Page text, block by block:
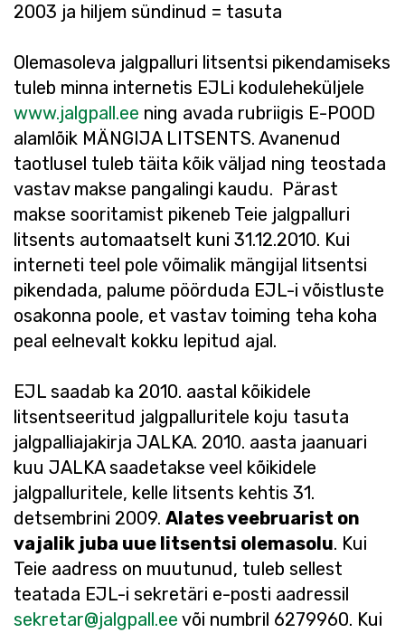
2003 ja hiljem sündinud = tasuta
Olemasoleva jalgpalluri litsentsi pikendamiseks
tuleb minna internetis EJLi koduleheküljele
www.jalgpall.ee ning avada rubriigis E-POOD
alamlõik MÄNGIJA LITSENTS. Avanenud
taotlusel tuleb täita kõik väljad ning teostada
vastav makse pangalingi kaudu. Pärast
makse sooritamist pikeneb Teie jalgpalluri
litsents automaatselt kuni 31.12.2010. Kui
interneti teel pole võimalik mängijal litsentsi
pikendada, palume pöörduda EJL-i võistluste
osakonna poole, et vastav toiming teha koha
peal eelnevalt kokku lepitud ajal.
EJL saadab ka 2010. aastal kõikidele
litsentseeritud jalgpalluritele koju tasuta
jalgpalliajakirja JALKA. 2010. aasta jaanuari
kuu JALKA saadetakse veel kõikidele
jalgpalluritele, kelle litsents kehtis 31.
detsembrini 2009. Alates veebruarist on
vajalik juba uue litsentsi olemasolu. Kui
Teie aadress on muutunud, tuleb sellest
teatada EJL-i sekretäri e-posti aadressil
sekretar@jalgpall.ee või numbril 6279960. Kui